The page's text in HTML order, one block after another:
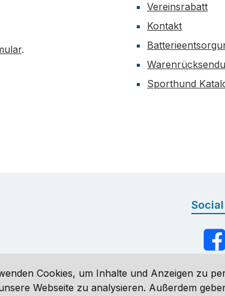
.
Vereinsrabatt
Kontakt
Sporthund
Cookies, um Inhalte und Anzeigen zu
Webseite zu analysieren. Außerdem